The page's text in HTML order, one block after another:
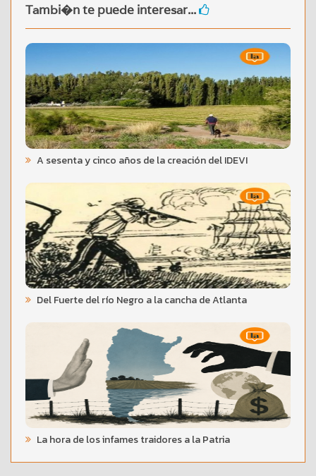
Tambi�n te puede interesar...
A sesenta y cinco años de la creación del IDEVI
Del Fuerte del río Negro a la cancha de Atlanta
La hora de los infames traidores a la Patria